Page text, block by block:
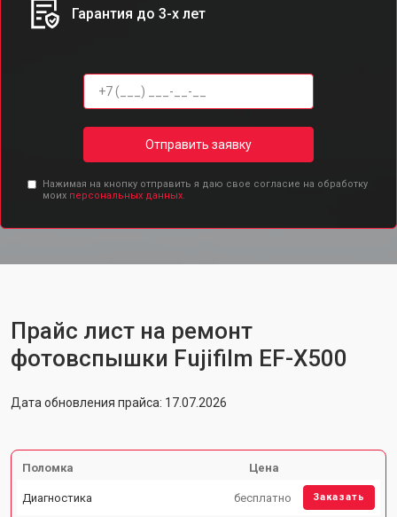
Гарантия до 3-х лет
Отправить заявку
Нажимая на кнопку отправить я даю свое согласие на обработку
моих персональных данных.
Прайс лист на ремонт
фотовспышки Fujifilm EF-X500
Дата обновления прайса: 17.07.2026
Поломка Цена
Диагностика бесплатно Заказать